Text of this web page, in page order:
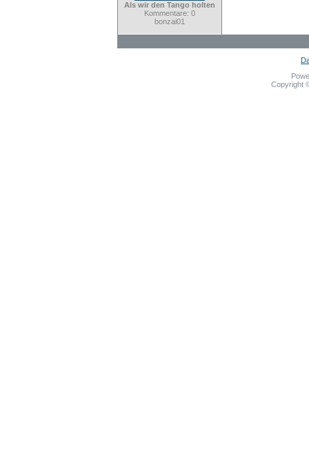
Als wir den Tango holten
Kommentare: 0
bonzai01
Copyright